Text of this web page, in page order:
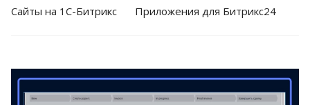
Cайты на 1С-Битрикс Приложения для Битрикс24